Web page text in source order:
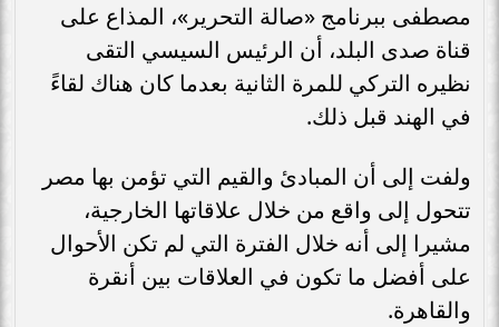
مصطفى ببرنامج «صالة التحرير»، المذاع على
قناة صدى البلد، أن الرئيس السيسي التقى
نظيره التركي للمرة الثانية بعدما كان هناك لقاءً
في الهند قبل ذلك.
ولفت إلى أن المبادئ والقيم التي تؤمن بها مصر
تتحول إلى واقع من خلال علاقاتها الخارجية،
مشيرا إلى أنه خلال الفترة التي لم تكن الأحوال
على أفضل ما تكون في العلاقات بين أنقرة
والقاهرة.